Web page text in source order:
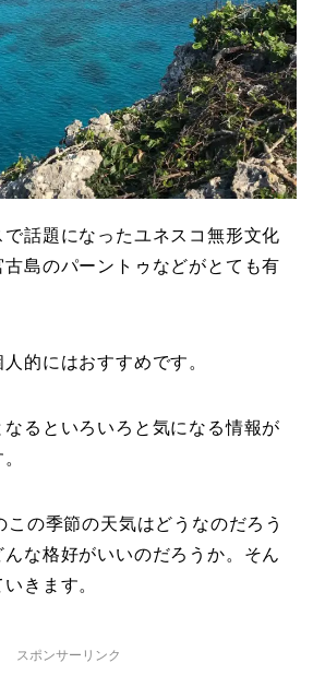
話題になったユネスコ無形文化
島のパーントゥなどがとても有
的にはおすすめです。
るといろいろと気になる情報が
の季節の天気はどうなのだろう
な格好がいいのだろうか。そん
きます。
スポンサーリンク